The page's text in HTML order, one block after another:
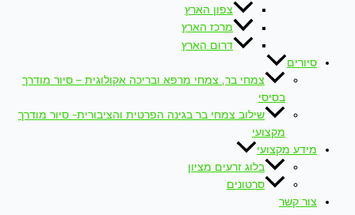
צפון הארץ
מרכז הארץ
דרום הארץ
סיורים
צמחי בר, צמחי מרפא ובריכה אקולוגית – סיור מודרך
בסיסי
שילוב צמחי בר בגינה הפרטית והציבורית- סיור מודרך
מקצועי
מידע מקצועי
בלוג זרעים מציון
סרטונים
צור קשר